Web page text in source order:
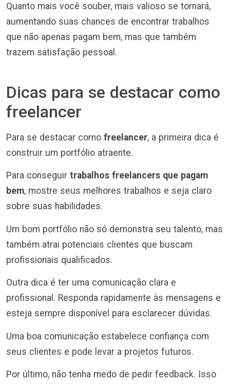
Quanto mais você souber, mais valioso se tornará,
aumentando suas chances de encontrar trabalhos
que não apenas pagam bem, mas que também
trazem satisfação pessoal.
Dicas para se destacar como
freelancer
Para se destacar como freelancer, a primeira dica é
construir um portfólio atraente.
Para conseguir trabalhos freelancers que pagam
bem, mostre seus melhores trabalhos e seja claro
sobre suas habilidades.
Um bom portfólio não só demonstra seu talento, mas
também atrai potenciais clientes que buscam
profissionais qualificados.
Outra dica é ter uma comunicação clara e
profissional. Responda rapidamente às mensagens e
esteja sempre disponível para esclarecer dúvidas.
Uma boa comunicação estabelece confiança com
seus clientes e pode levar a projetos futuros.
Por último, não tenha medo de pedir feedback. Isso